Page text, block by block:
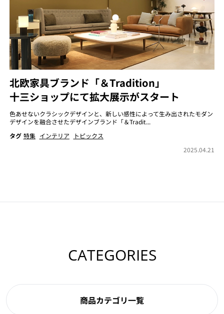
北欧家具ブランド「＆Tradition」
十三ショップにて拡大展示がスタート
色あせないクラシックデザインと、新しい感性によって生み出されたモダン
デザインを融合させたデザインブランド「＆Tradit...
タグ 特集 インテリア
トピックス
2025.04.21
CATEGORIES
商品カテゴリ一覧